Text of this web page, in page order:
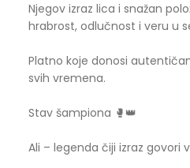
Njegov izraz lica i snažan
hrabrost, odlučnost i veru u
Platno koje donosi
svih vremena.
Stav šampiona 🥊👑
Ali – legenda čiji izraz govori